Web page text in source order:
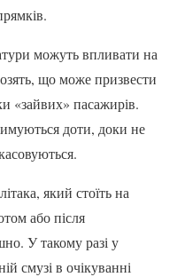
можуть впливати на
що може призвести
«зайвих» пасажирів.
доти, доки не
який стоїть на
або після
У такому разі у
смузі в очікуванні